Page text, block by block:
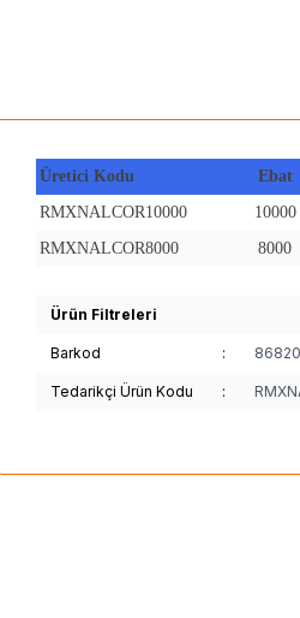
Üretici Kodu Ebat
RMXNALCOR10000
10000
RMXNALCOR8000
8000
Ürün Filtreleri
Barkod :
Tedarikçi Ürün Kodu :